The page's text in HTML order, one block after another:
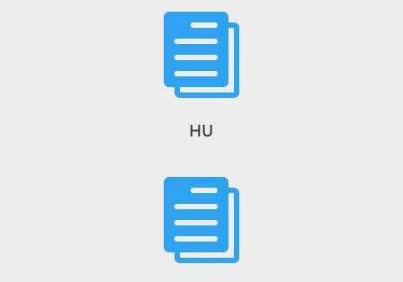

HU
